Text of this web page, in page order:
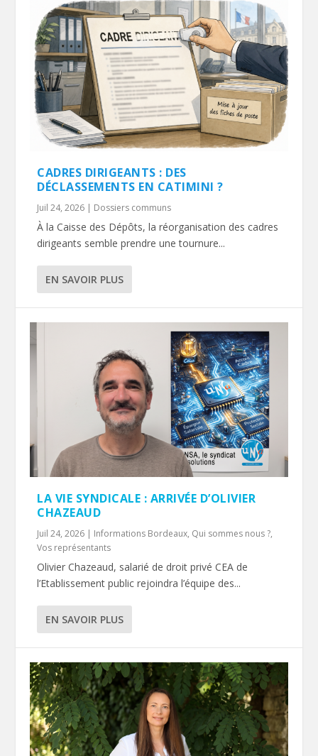
CADRES DIRIGEANTS : DES
DÉCLASSEMENTS EN CATIMINI ?
Juil 24, 2026 | Dossiers communs
À la Caisse des Dépôts, la réorganisation des cadres
dirigeants semble prendre une tournure...
EN SAVOIR PLUS
LA VIE SYNDICALE : ARRIVÉE D’OLIVIER
CHAZEAUD
Juil 24, 2026 | Informations Bordeaux, Qui sommes nous ?,
Vos représentants
Olivier Chazeaud, salarié de droit privé CEA de
l’Etablissement public rejoindra l’équipe des...
EN SAVOIR PLUS